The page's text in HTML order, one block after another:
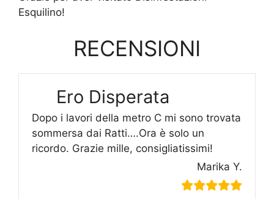
Esquilino!
RECENSIONI
Ero Disperata
Dopo i lavori della metro C mi sono trovata
sommersa dai Ratti….Ora è solo un
ricordo. Grazie mille, consigliatissimi!
Marika Y.